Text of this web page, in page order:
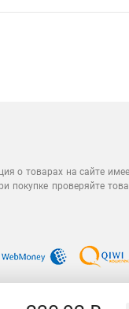
о товарах на сайте
покупке проверяйте